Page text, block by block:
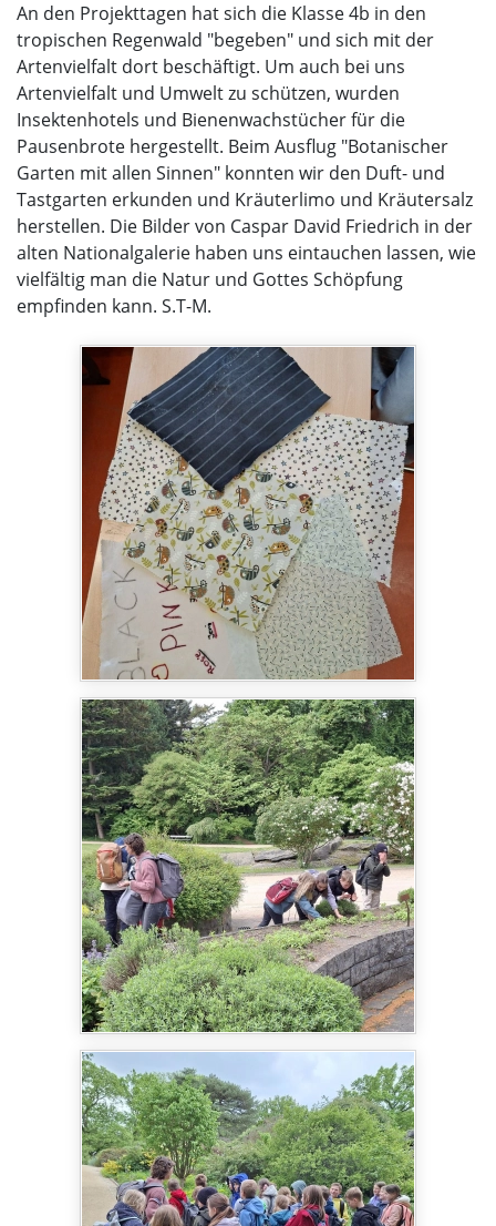
An den Projekttagen hat sich die Klasse 4b in den
tropischen Regenwald "begeben" und sich mit der
Artenvielfalt dort beschäftigt. Um auch bei uns
Artenvielfalt und Umwelt zu schützen, wurden
Insektenhotels und Bienenwachstücher für die
Pausenbrote hergestellt. Beim Ausflug "Botanischer
Garten mit allen Sinnen" konnten wir den Duft- und
Tastgarten erkunden und Kräuterlimo und Kräutersalz
herstellen. Die Bilder von Caspar David Friedrich in der
alten Nationalgalerie haben uns eintauchen lassen, wie
vielfältig man die Natur und Gottes Schöpfung
empfinden kann. S.T-M.